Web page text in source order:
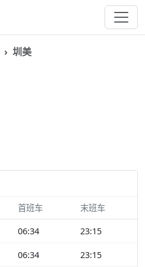
圳美
首班车 末班车
06:34 23:15
06:34 23:15